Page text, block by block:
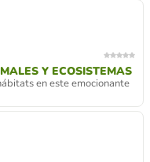
Y ECOSISTEMAS
en este emocionante